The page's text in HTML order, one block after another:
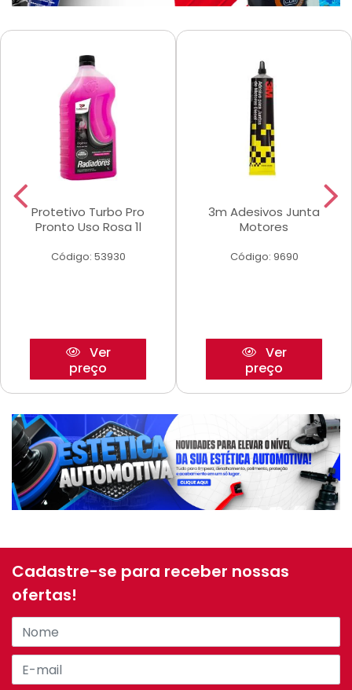
Protetivo Turbo Pro
Pronto Uso Rosa 1l
Código: 53930
Ver
preço
3m Adesivos Junta
Motores
Código: 9690
Ver
preço
Cadastre-se para receber nossas
ofertas!